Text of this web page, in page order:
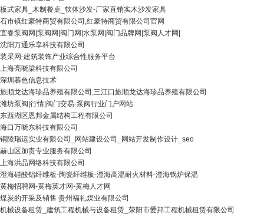
板式家具_木制餐桌_软体沙发-厂家直销实木沙发家具
石市镇红豪特商贸有限公司,红豪特商贸有限公司官网
宜春泵阀网|泵阀网|阀门网|水泵网|阀门品牌网|泵阀人才网|
沈阳万通乐享科技有限公司
装采网-建筑装饰产业综合性服务平台
上海亮晓梁科技有限公司
深圳暮色信息技术
旅顺龙达海珍品养殖有限公司,三江口旅顺龙达海珍品养殖有限公司
潍坊泵阀|行情|阀门交易-泵阀行业门户网站
东西湖区恩邦金属结构工程有限公司
海口万晓东科技有限公司
铜陵瑞运实业有限公司_网站建设公司_网站开发制作设计_seo
赫山区加责专业服务有限公司
上海洪品网络科技有限公司
澄海硅酸铝纤维板-陶瓷纤维板-澄海高温耐火材料-澄海锅炉保温
黄梅招聘网-黄梅英才网-黄梅人才网
煤炭的开采及销售 贵州福礼煤业有限公司
机械设备租赁_建筑工程机械与设备租赁_荥阳市爱邦工程机械租赁有限公司